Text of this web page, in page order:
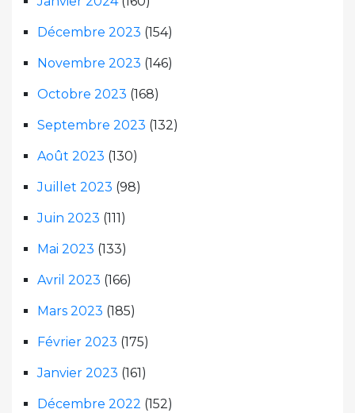
Décembre 2023 (154)
Novembre 2023 (146)
Octobre 2023 (168)
Septembre 2023 (132)
Août 2023 (130)
Juillet 2023 (98)
Juin 2023 (111)
Mai 2023 (133)
Avril 2023 (166)
Mars 2023 (185)
Février 2023 (175)
Janvier 2023 (161)
Décembre 2022 (152)